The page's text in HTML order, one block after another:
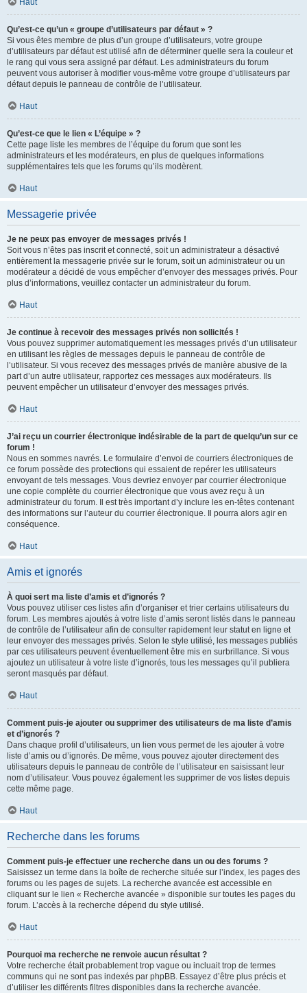
Haut
Qu’est-ce qu’un « groupe d’utilisateurs par défaut » ?
Si vous êtes membre de plus d’un groupe d’utilisateurs, votre groupe
d’utilisateurs par défaut est utilisé afin de déterminer quelle sera la couleur et
le rang qui vous sera assigné par défaut. Les administrateurs du forum
peuvent vous autoriser à modifier vous-même votre groupe d’utilisateurs par
défaut depuis le panneau de contrôle de l’utilisateur.
Haut
Qu’est-ce que le lien « L’équipe » ?
Cette page liste les membres de l’équipe du forum que sont les
administrateurs et les modérateurs, en plus de quelques informations
supplémentaires tels que les forums qu’ils modèrent.
Haut
Messagerie privée
Je ne peux pas envoyer de messages privés !
Soit vous n’êtes pas inscrit et connecté, soit un administrateur a désactivé
entièrement la messagerie privée sur le forum, soit un administrateur ou un
modérateur a décidé de vous empêcher d’envoyer des messages privés. Pour
plus d’informations, veuillez contacter un administrateur du forum.
Haut
Je continue à recevoir des messages privés non sollicités !
Vous pouvez supprimer automatiquement les messages privés d’un utilisateur
en utilisant les règles de messages depuis le panneau de contrôle de
l’utilisateur. Si vous recevez des messages privés de manière abusive de la
part d’un autre utilisateur, rapportez ces messages aux modérateurs. Ils
peuvent empêcher un utilisateur d’envoyer des messages privés.
Haut
J’ai reçu un courrier électronique indésirable de la part de quelqu’un sur ce
forum !
Nous en sommes navrés. Le formulaire d’envoi de courriers électroniques de
ce forum possède des protections qui essaient de repérer les utilisateurs
envoyant de tels messages. Vous devriez envoyer par courrier électronique
une copie complète du courrier électronique que vous avez reçu à un
administrateur du forum. Il est très important d’y inclure les en-têtes contenant
des informations sur l’auteur du courrier électronique. Il pourra alors agir en
conséquence.
Haut
Amis et ignorés
À quoi sert ma liste d’amis et d’ignorés ?
Vous pouvez utiliser ces listes afin d’organiser et trier certains utilisateurs du
forum. Les membres ajoutés à votre liste d’amis seront listés dans le panneau
de contrôle de l’utilisateur afin de consulter rapidement leur statut en ligne et
leur envoyer des messages privés. Selon le style utilisé, les messages publiés
par ces utilisateurs peuvent éventuellement être mis en surbrillance. Si vous
ajoutez un utilisateur à votre liste d’ignorés, tous les messages qu’il publiera
seront masqués par défaut.
Haut
Comment puis-je ajouter ou supprimer des utilisateurs de ma liste d’amis
et d’ignorés ?
Dans chaque profil d’utilisateurs, un lien vous permet de les ajouter à votre
liste d’amis ou d’ignorés. De même, vous pouvez ajouter directement des
utilisateurs depuis le panneau de contrôle de l’utilisateur en saisissant leur
nom d’utilisateur. Vous pouvez également les supprimer de vos listes depuis
cette même page.
Haut
Recherche dans les forums
Comment puis-je effectuer une recherche dans un ou des forums ?
Saisissez un terme dans la boîte de recherche située sur l’index, les pages des
forums ou les pages de sujets. La recherche avancée est accessible en
cliquant sur le lien « Recherche avancée » disponible sur toutes les pages du
forum. L’accès à la recherche dépend du style utilisé.
Haut
Pourquoi ma recherche ne renvoie aucun résultat ?
Votre recherche était probablement trop vague ou incluait trop de termes
communs qui ne sont pas indexés par phpBB. Essayez d’être plus précis et
d’utiliser les différents filtres disponibles dans la recherche avancée.